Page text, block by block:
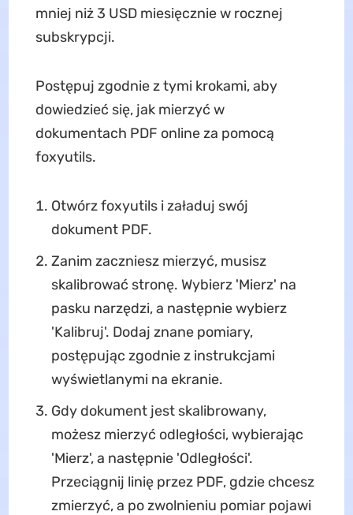
mniej niż 3 USD miesięcznie w rocznej
subskrypcji.
Postępuj zgodnie z tymi krokami, aby
dowiedzieć się, jak mierzyć w
dokumentach PDF online za pomocą
foxyutils.
Otwórz foxyutils i załaduj swój
dokument PDF.
Zanim zaczniesz mierzyć, musisz
skalibrować stronę. Wybierz 'Mierz' na
pasku narzędzi, a następnie wybierz
'Kalibruj'. Dodaj znane pomiary,
postępując zgodnie z instrukcjami
wyświetlanymi na ekranie.
Gdy dokument jest skalibrowany,
możesz mierzyć odległości, wybierając
'Mierz', a następnie 'Odległości'.
Przeciągnij linię przez PDF, gdzie chcesz
zmierzyć, a po zwolnieniu pomiar pojawi